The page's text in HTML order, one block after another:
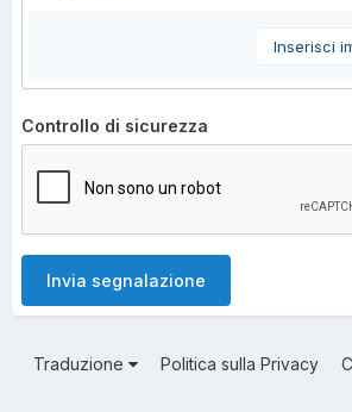
Inserisci
Controllo di sicurezza
Invia segnalazione
Traduzione Politica sulla Privacy